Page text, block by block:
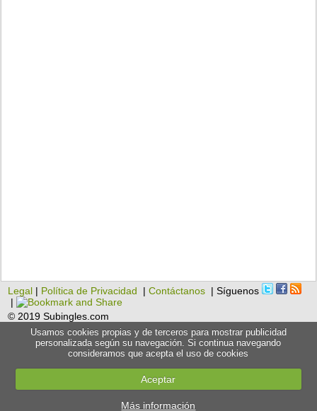
Legal | Política de Privacidad |Contáctanos | Síguenos
|
© 2019 Subingles.com
Usamos cookies propias y de terceros para mostrar publicidad
personalizada según su navegación. Si continua navegando
consideramos que acepta el uso de cookies
Aceptar
Más información